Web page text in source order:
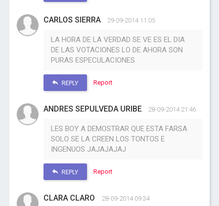
CARLOS SIERRA 29-09-2014 11:05
LA HORA DE LA VERDAD SE VE ES EL DIA
DE LAS VOTACIONES LO DE AHORA SON
PURAS ESPECULACIONES
REPLY Report
ANDRES SEPULVEDA URIBE 28-09-2014 21:46
LES BOY A DEMOSTRAR QUE ESTA FARSA
SOLO SE LA CREEN LOS TONTOS E
INGENUOS JAJAJAJAJ
REPLY Report
CLARA CLARO 28-09-2014 09:34